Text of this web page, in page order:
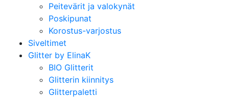
Peitevärit ja valokynät
Poskipunat
Korostus-varjostus
Siveltimet
Glitter by ElinaK
BIO Glitterit
Glitterin kiinnitys
Glitterpaletti